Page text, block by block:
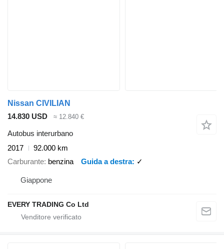
Nissan CIVILIAN
14.830 USD
≈ 12.840 €
Autobus interurbano
2017
92.000 km
Carburante benzina Guida a destra ✓
Giappone
EVERY TRADING Co Ltd